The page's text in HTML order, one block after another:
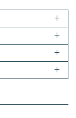
+
+
+
+